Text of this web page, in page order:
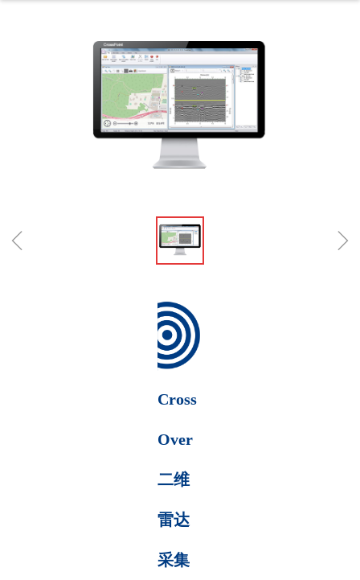
ꁆ ꁇ
Cross
Over
二维
雷达
采集